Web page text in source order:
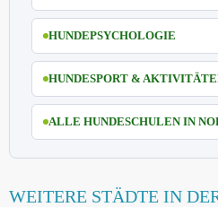
HUNDEPSYCHOLOGIE
HUNDESPORT &
ALLE HUNDESCHULEN IN
WEITERE STÄDTE IN